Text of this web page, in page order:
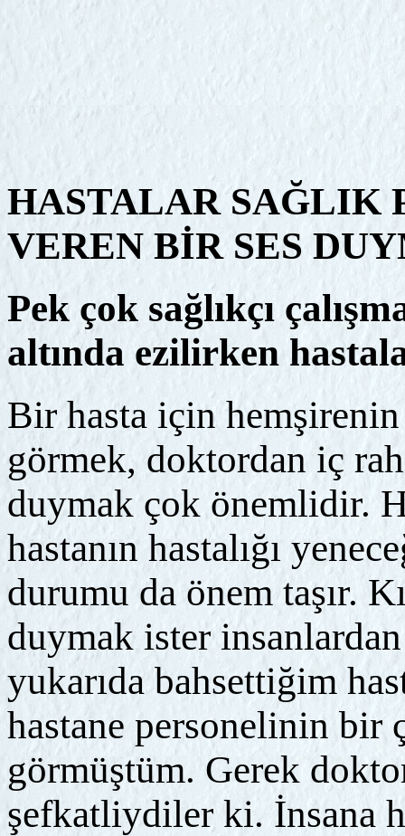
HASTALAR SAĞLIK
VEREN BİR SES
Pek çok sağlıkçı
altında ezilirken
Bir hasta için
görmek, doktordan iç
duymak çok önemlidir.
hastanın hastalığı
durumu da önem taşır.
duymak ister
yukarıda bahsettiğim
hastane personelinin
görmüştüm. Gerek
şefkatliydiler ki. İnsana